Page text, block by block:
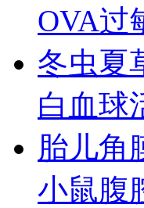
OVA过
冬虫夏
白血球
胎儿角
小鼠腹